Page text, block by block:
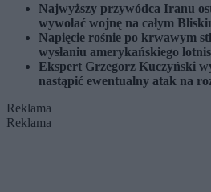
Najwyższy przywódca Iranu
wywołać wojnę na całym
Napięcie rośnie po krwawym
wysłaniu amerykańskiego
Ekspert Grzegorz Kuczyński
nastąpić ewentualny atak na
Reklama
Reklama